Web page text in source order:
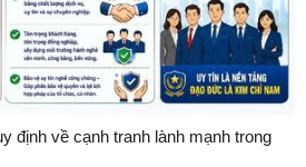
định về cạnh tranh lành mạnh trong